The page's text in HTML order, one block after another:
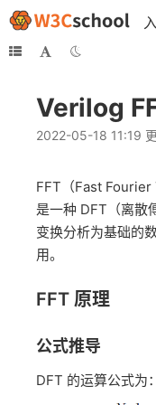
Verilog
2022-05-18 11:19
FFT（Fast Fourier
是一种 DFT（离散
变换分析为基础的
用。
FFT 原理
公式推导
DFT 的运算公式为：